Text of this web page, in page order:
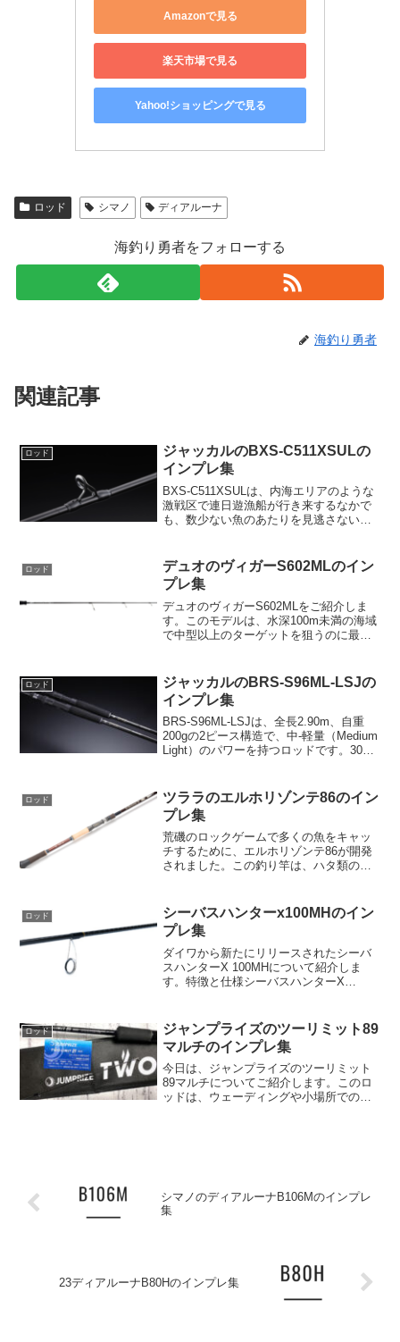
Amazonで見る
楽天市場で見る
Yahoo!ショッピングで見る
ロッド シマノ ディアルーナ
海釣り勇者をフォローする
海釣り勇者
関連記事
ロッド
ジャッカルのBXS-C511XSULの
インプレ集
BXS-C511XSULは、内海エリアのような
激戦区で連日遊漁船が行き来するなかで
も、数少ない魚のあたりを見逃さないた
は、魚に違和感を与えずに確実に食い込
ませることがで...
ロッド
デュオのヴィガーS602MLのイン
プレ集
デュオのヴィガーS602MLをご紹介しま
す。このモデルは、水深100m未満の海域
で中型以上のターゲットを狙うのに最適
徴ヴィガーS602MLは、全長6ft（約
183cm）...
ロッド
ジャッカルのBRS-S96ML-LSJの
インプレ集
BRS-S96ML-LSJは、全長2.90m、自重
200gの2ピース構造で、中-軽量（Medium
Light）のパワーを持つロッドです。30g
イトは50gで、ライ...
ロッド
ツララのエルホリゾンテ86のイン
プレ集
荒磯のロックゲームで多くの魚をキャッ
チするために、エルホリゾンテ86が開発
されました。この釣り竿は、ハタ類のヒ
設計されています。座標をズラし、ファ
イトに持ち込むための硬...
ロッド
シーバスハンターx100MHのイン
プレ集
ダイワから新たにリリースされたシーバ
スハンターX 100MHについて紹介しま
す。特徴と仕様シーバスハンターX
ありながら驚くべき強度を誇ります。こ
の組み合わせに...
ロッド
ジャンプライズのツーリミット89
マルチのインプレ集
今日は、ジャンプライズのツーリミット
89マルチについてご紹介します。このロ
ッドは、ウェーディングや小場所でのパ
シマノのディアルーナB106Mのインプレ
集
23ディアルーナB80Hのインプレ集